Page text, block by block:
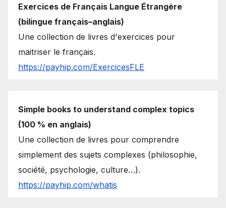
Exercices de Français Langue Étrangère
(bilingue français–anglais)
Une collection de livres d'exercices pour
maitriser le français.
https://payhip.com/ExercicesFLE
Simple books to understand complex topics
(100 % en anglais)
Une collection de livres pour comprendre
simplement des sujets complexes (philosophie,
société, psychologie, culture…).
https://payhip.com/whatis